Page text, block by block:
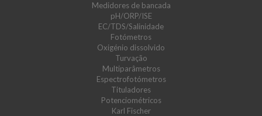
Medidores de bancada
pH/ORP/ISE
EC/TDS/Salinidade
Fotómetros
Oxigénio dissolvido
Turvação
Multiparâmetros
Espectrofotómetros
Tituladores
Potenciométricos
Karl Fischer